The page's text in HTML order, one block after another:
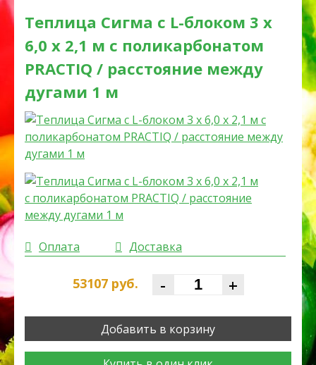
Теплица Сигма с L-блоком 3 x
6,0 x 2,1 м с поликарбонатом
PRACTIQ / расстояние между
дугами 1 м
Оплата Доставка
53107руб. - +
Добавить в корзину